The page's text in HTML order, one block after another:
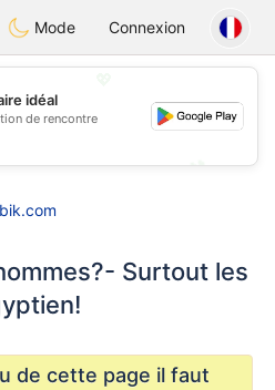
Bahebik
Mode Connexion
💕
idéal
de rencontre
Surtout les
de cette page il faut